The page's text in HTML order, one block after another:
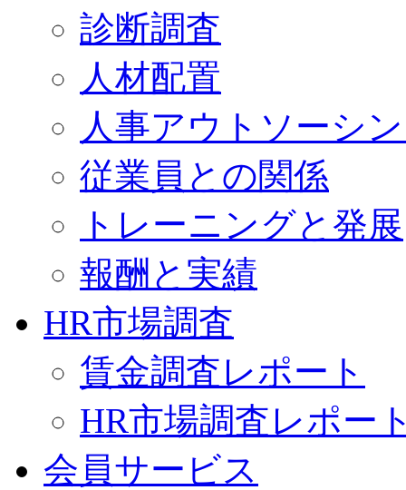
診断調査
人材配置
人事アウトソーシ
従業員との関係
トレーニングと発展
報酬と実績
HR市場調査
賃金調査レポート
HR市場調査レポー
会員サービス